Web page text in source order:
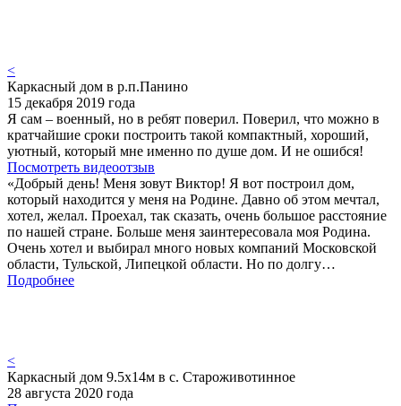
<
Каркасный дом в р.п.Панино
15 декабря 2019 года
Я сам – военный, но в ребят поверил. Поверил, что можно в
кратчайшие сроки построить такой компактный, хороший,
уютный, который мне именно по душе дом. И не ошибся!
Посмотреть видеоотзыв
«Добрый день! Меня зовут Виктор! Я вот построил дом,
который находится у меня на Родине. Давно об этом мечтал,
хотел, желал. Проехал, так сказать, очень большое расстояние
по нашей стране. Больше меня заинтересовала моя Родина.
Очень хотел и выбирал много новых компаний Московской
области, Тульской, Липецкой области. Но по долгу…
Подробнее
<
Каркасный дом 9.5х14м в с. Староживотинное
28 августа 2020 года